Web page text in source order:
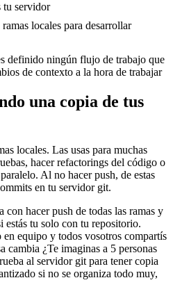
tu servidor
locales para desarrollar
definido ningún flujo de trabajo que
de contexto a la hora de trabajar
una copia de tus
locales. Las usas para muchas
hacer refactorings del código o
Al no hacer push, de estas
en tu servidor git.
con hacer push de todas las ramas y
estás tu solo con tu repositorio.
en equipo y todos vosotros compartís
cambia ¿Te imaginas a 5 personas
al servidor git para tener copia
si no se organiza todo muy,